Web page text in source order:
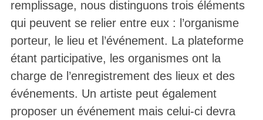
remplissage, nous distinguons trois éléments
qui peuvent se relier entre eux : l’organisme
porteur, le lieu et l’événement. La plateforme
étant participative, les organismes ont la
charge de l’enregistrement des lieux et des
événements. Un artiste peut également
proposer un événement mais celui-ci devra